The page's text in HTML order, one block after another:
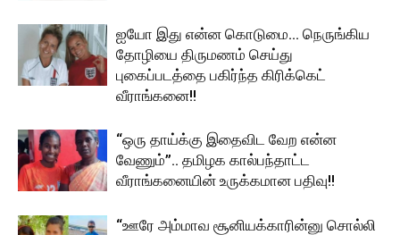
ஐயோ இது என்ன கொடுமை… நெருங்கிய
தோழியை திருமணம் செய்து
புகைப்படத்தை பகிர்ந்த கிரிக்கெட்
வீராங்கனை!!
“ஒரு தாய்க்கு இதைவிட வேற என்ன
வேணும்”.. தமிழக கால்பந்தாட்ட
வீராங்கனையின் உருக்கமான பதிவு!!
“ஊரே அம்மாவ சூனியக்காரின்னு சொல்லி